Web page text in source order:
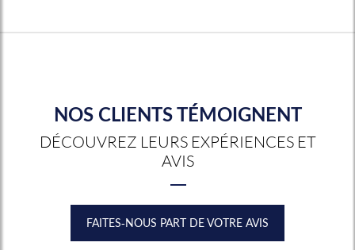
NOS CLIENTS TÉMOIGNENT
DÉCOUVREZ LEURS EXPÉRIENCES ET
AVIS
FAITES-NOUS PART DE VOTRE AVIS